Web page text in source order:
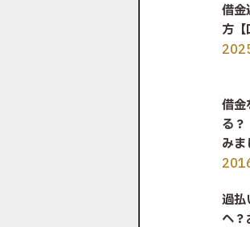
借金
方【
借金
る？
みま
過払
へ？